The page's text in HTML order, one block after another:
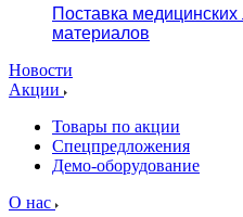
Поставка
материалов
Новости
Акции
Товары по акции
Спецпредложения
Демо-оборудование
О нас